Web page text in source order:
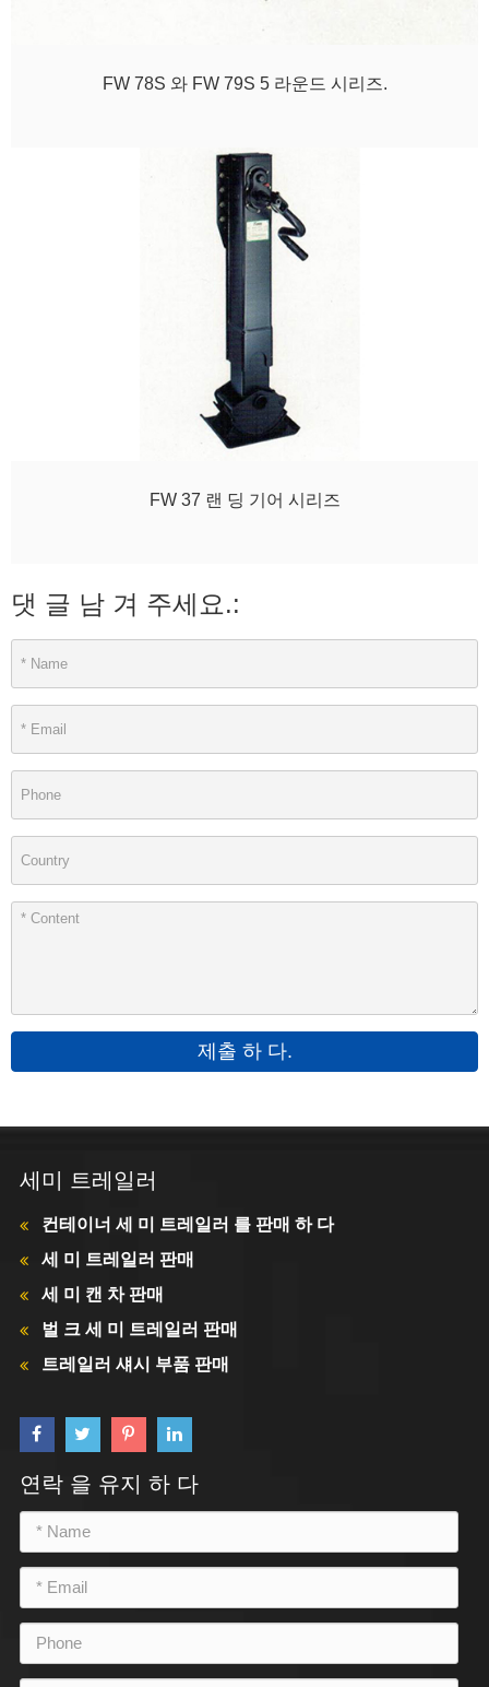
FW 78S 와 FW 79S 5 라운드 시리즈.
FW 37 랜 딩 기어 시리즈
댓 글 남 겨 주세요.:
제출 하 다.
세미 트레일러
컨테이너 세 미 트레일러 를 판매 하 다
세 미 트레일러 판매
세 미 캔 차 판매
벌 크 세 미 트레일러 판매
트레일러 섀시 부품 판매
연락 을 유지 하 다